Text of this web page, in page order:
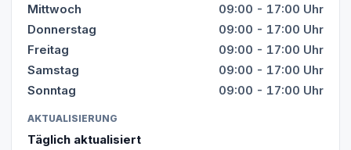
Mittwoch
09:00 - 17:00 Uhr
Donnerstag
09:00 - 17:00 Uhr
Freitag
09:00 - 17:00 Uhr
Samstag
09:00 - 17:00 Uhr
Sonntag
09:00 - 17:00 Uhr
AKTUALISIERUNG
Täglich aktualisiert